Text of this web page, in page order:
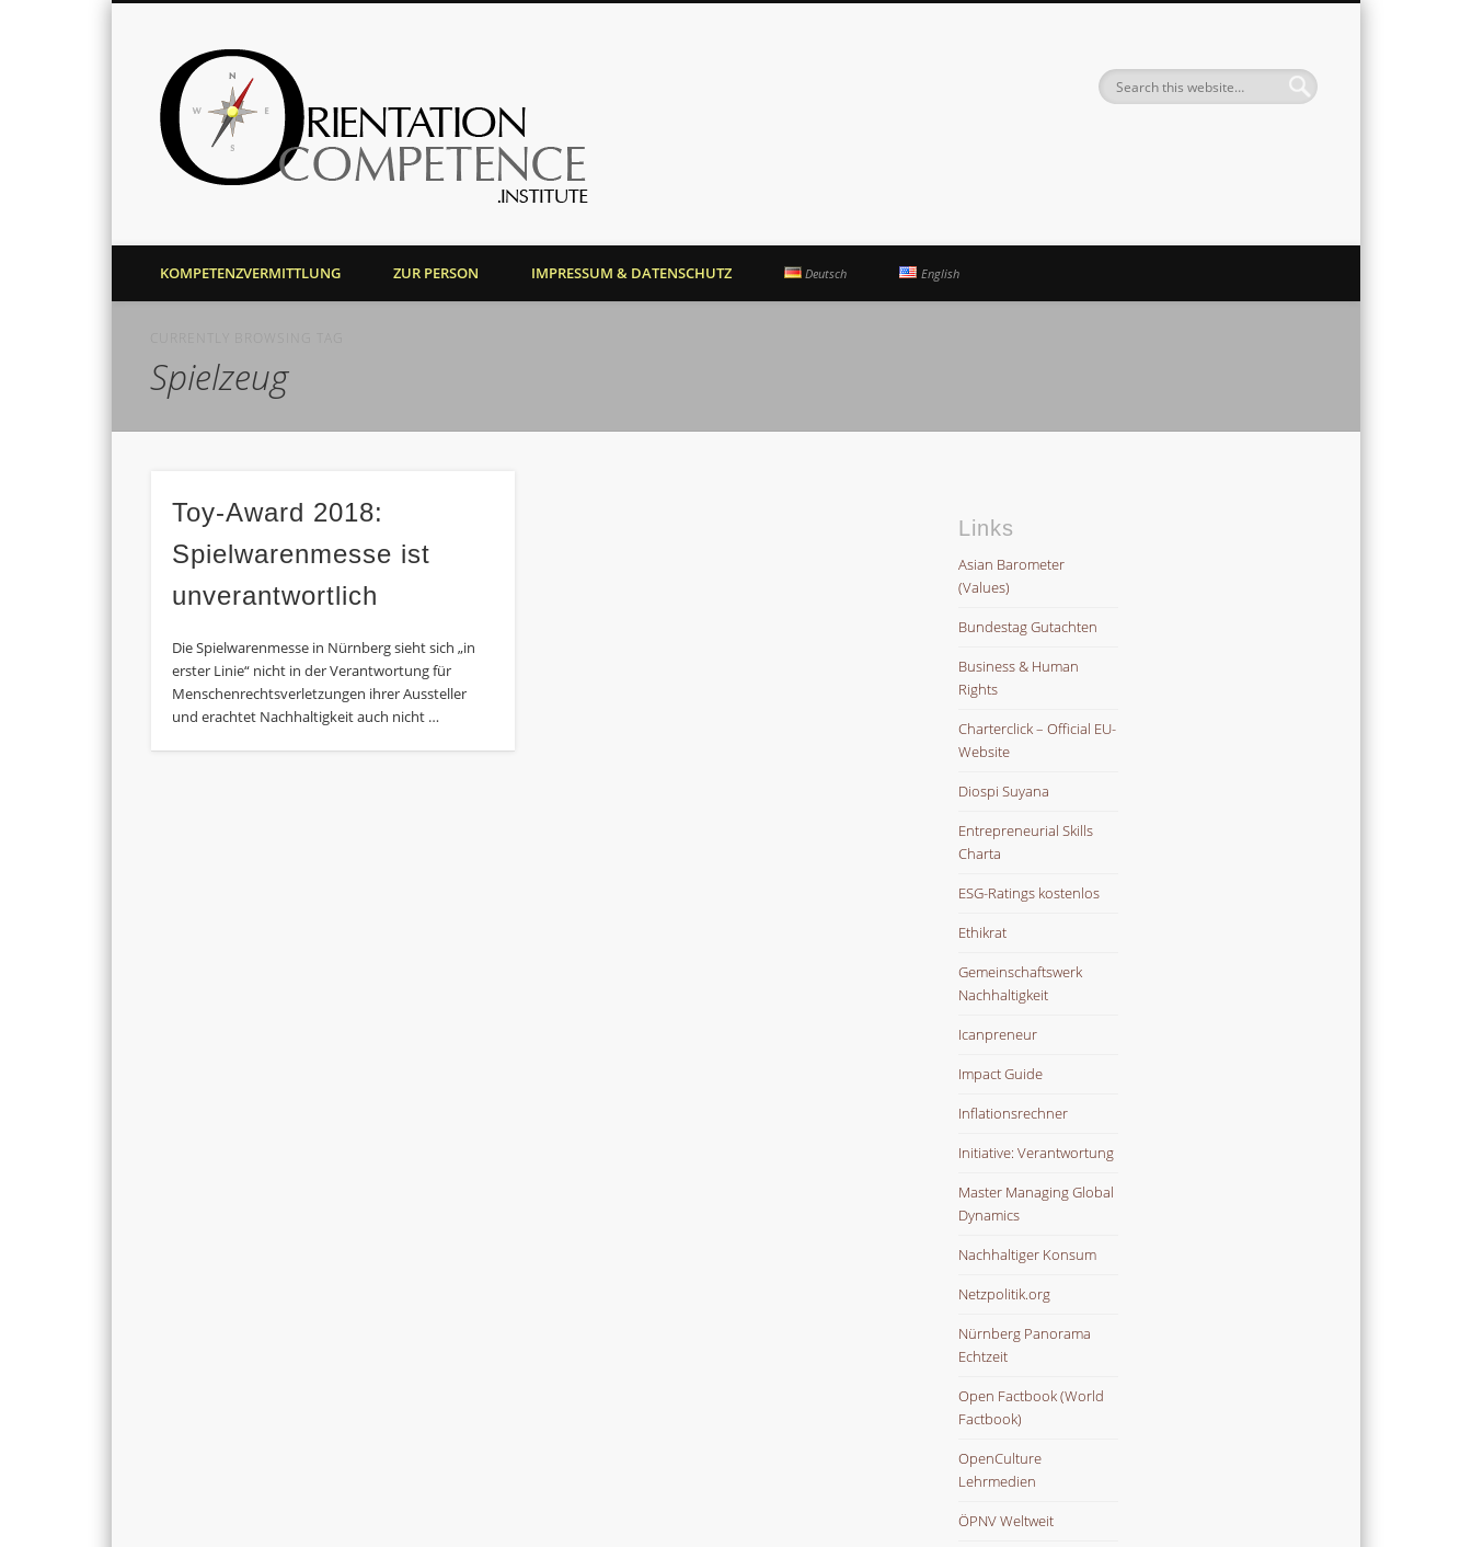
OrientationCompetence.Institute
Harald J. Bolsinger
KOMPETENZVERMITTLUNG ZUR PERSON IMPRESSUM & DATENSCHUTZ Deutsch English
Spielzeug
Toy-Award 2018:
Spielwarenmesse ist
unverantwortlich
Die Spielwarenmesse in Nürnberg sieht sich „in
erster Linie“ nicht in der Verantwortung für
Menschenrechtsverletzungen ihrer Aussteller
und erachtet Nachhaltigkeit auch nicht …
Links
Asian Barometer
(Values)
Bundestag Gutachten
Business & Human
Rights
Charterclick – Official EU-
Website
Diospi Suyana
Entrepreneurial Skills
Charta
ESG-Ratings kostenlos
Ethikrat
Gemeinschaftswerk
Nachhaltigkeit
Icanpreneur
Impact Guide
Inflationsrechner
Initiative: Verantwortung
Master Managing Global
Dynamics
Nachhaltiger Konsum
Netzpolitik.org
Nürnberg Panorama
Echtzeit
Open Factbook (World
Factbook)
OpenCulture
Lehrmedien
ÖPNV Weltweit